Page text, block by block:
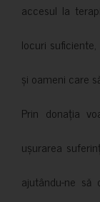
accesul la
locuri
și oameni care
Prin donația
ușurarea
ajutându-ne